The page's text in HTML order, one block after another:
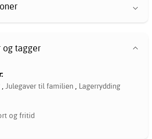
og tagger
, Julegaver til familien , Lagerrydding
og fritid